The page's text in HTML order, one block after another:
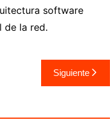
software
de la red.
Siguiente